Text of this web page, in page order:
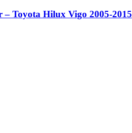
Toyota Hilux Vigo 2005-2015